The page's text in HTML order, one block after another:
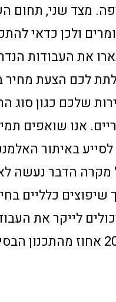
מצד שני, תחום
ולכן כדאי
את העבודות
לכם הצעת מחיר
שלכם כגון סוג
אנו שואפים
לסייע באיתור
הדבר נעשה
שיפוצים כלליים
לייקר את